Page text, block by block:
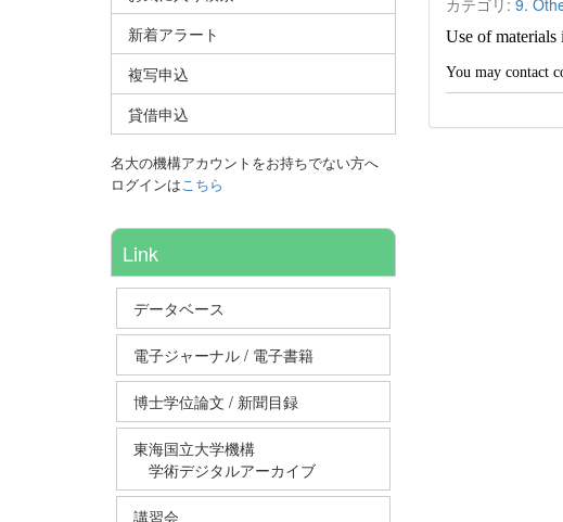
カテゴリ: 9.
Use of
You may contact
新着アラート
複写申込
貸借申込
名大の機構アカウントをお持ちでない方へ
ログインはこちら
Link
データベース
電子ジャーナル / 電子書籍
博士学位論文 / 新聞目録
東海国立大学機構
学術デジタルアーカイブ
講習会